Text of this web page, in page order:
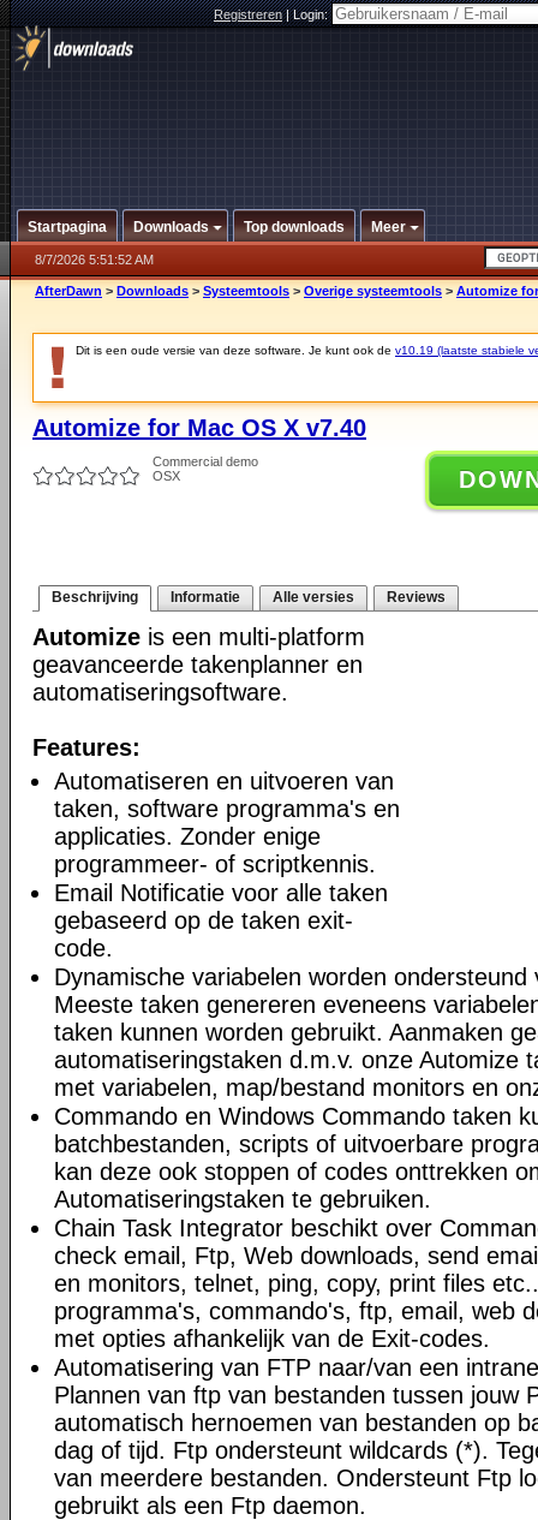
Registreren|Login:
Startpagina Downloads Top downloads Meer
8/7/2026 5:51:52 AM
AfterDawn > Downloads > Systeemtools > Overige systeemtools > Automize for
Dit is een oude versie van deze software. Je kunt ook de v10.19 (laatste stabiele
Automize for Mac OS X v7.40
Commercial demo
OSX
Beschrijving Informatie Alle versies Reviews
Automize is een multi-platform
geavanceerde takenplanner en
automatiseringsoftware.
Features:
Automatiseren en uitvoeren van
taken, software programma's en
applicaties. Zonder enige
programmeer- of scriptkennis.
Email Notificatie voor alle taken
gebaseerd op de taken exit-
code.
Dynamische variabelen worden
Meeste taken genereren eveneens
taken kunnen worden gebruikt. Aanmaken
automatiseringstaken d.m.v. onze Automize
met variabelen, map/bestand monitors en
Commando en Windows Commando taken
batchbestanden, scripts of uitvoerbare
kan deze ook stoppen of codes onttrekken
Automatiseringstaken te gebruiken.
Chain Task Integrator beschikt over
check email, Ftp, Web downloads, send
en monitors, telnet, ping, copy, print files
programma's, commando's, ftp, email, web
met opties afhankelijk van de Exit-codes.
Automatisering van FTP naar/van een
Plannen van ftp van bestanden tussen jouw
automatisch hernoemen van bestanden op
dag of tijd. Ftp ondersteunt wildcards (*).
van meerdere bestanden. Ondersteunt Ftp
gebruikt als een Ftp daemon.